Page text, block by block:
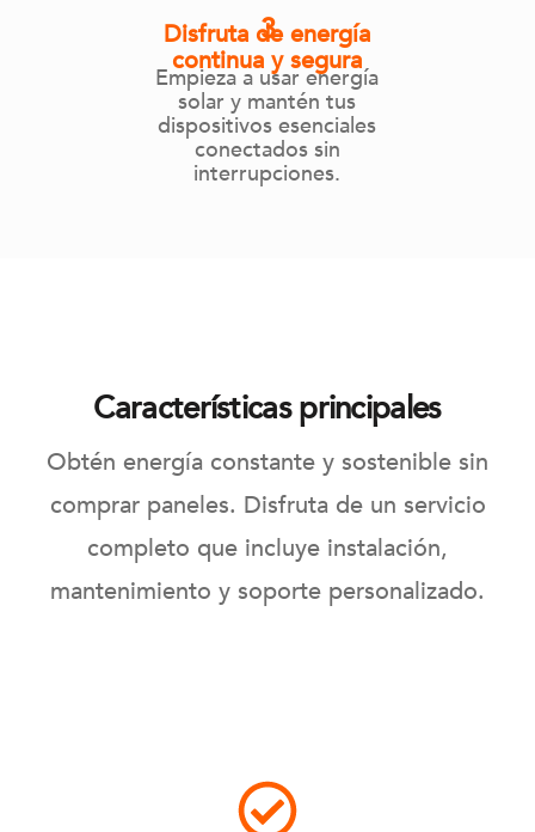
3
Disfruta de energía
continua y segura
Empieza a usar energía
solar y mantén tus
dispositivos esenciales
conectados sin
interrupciones.
Características principales
Obtén energía constante y sostenible sin
comprar paneles. Disfruta de un servicio
completo que incluye instalación,
mantenimiento y soporte personalizado.